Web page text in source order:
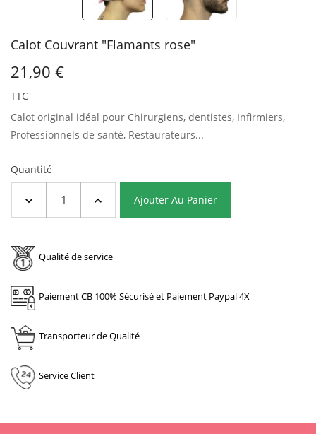
Calot Couvrant "Flamants rose"
21,90 €
TTC
Calot original idéal pour Chirurgiens, dentistes, Infirmiers,
Professionnels de santé, Restaurateurs...
Quantité
Ajouter Au Panier
Qualité de service
Paiement CB 100% Sécurisé et Paiement Paypal 4X
Transporteur de Qualité
Service Client